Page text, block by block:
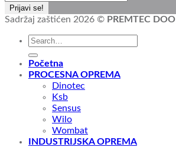
Sadržaj zaštićen 2026 © PREMTEC DOO
Početna
PROCESNA OPREMA
Dinotec
Ksb
Sensus
Wilo
Wombat
INDUSTRIJSKA OPREMA